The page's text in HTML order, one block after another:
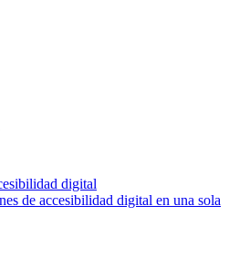
digital
de accesibilidad digital en una sola